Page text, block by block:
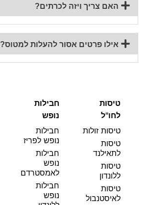
האם צריך ויזה לכרתים?
אילו פרטים אסור להעלות למטוס?
טיסות
לחו"ל
טיסות זולות
טיסות
לתאילנד
טיסות
ללונדון
טיסות
לאיסטנבול
חבילות
נופש
חבילות
נופש לפריז
חבילות
נופש
לאמסטרדם
חבילות
נופש